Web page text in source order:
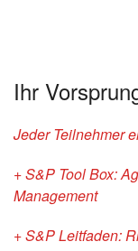
Ihr
Jeder Teilnehmer
+ S&P Tool Box:
Management
+ S&P Leitfaden: